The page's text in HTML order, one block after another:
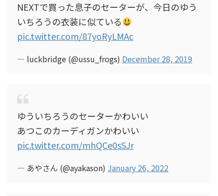
NEXTで買った息子のセーターが、今日のゆう
いちろうの衣装に似ている
pic.twitter.com/87yoRyLMAc
— luckbridge (@ussu_frogs) December 28, 2019
ゆういちろうのセーターかわいい
あつこのカーディガンかわいい
pic.twitter.com/mhQCe0sSJr
— あやさん (@ayakason) January 26, 2022